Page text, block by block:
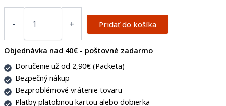
- + Pridať do košíka
Objednávka nad 40€ - poštovné zadarmo
Doručenie už od 2,90€ (Packeta)
Bezpečný nákup
Bezproblémové vrátenie tovaru
Platby platobnou kartou alebo dobierka